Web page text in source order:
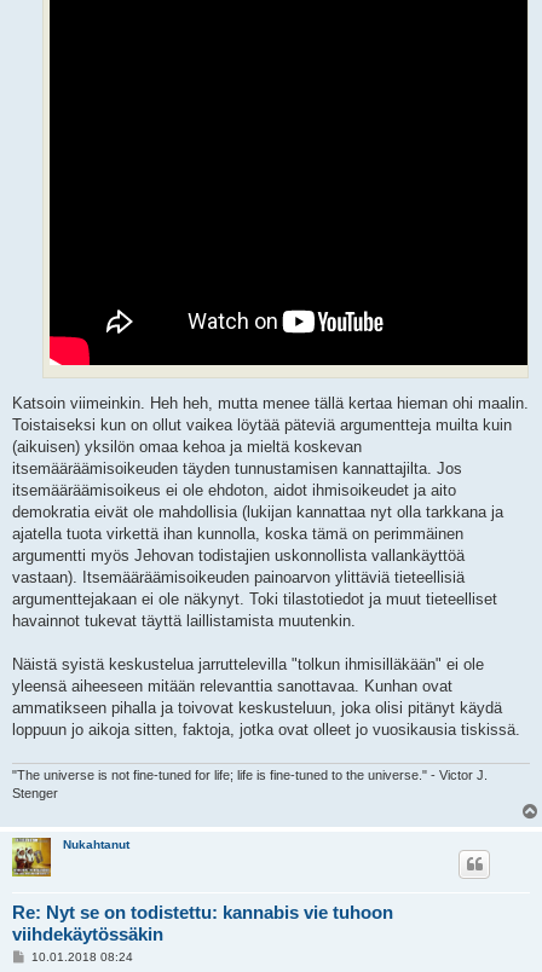
Katsoin viimeinkin. Heh heh, mutta menee tällä kertaa hieman ohi maalin.
Toistaiseksi kun on ollut vaikea löytää päteviä argumentteja muilta kuin
(aikuisen) yksilön omaa kehoa ja mieltä koskevan
itsemääräämisoikeuden täyden tunnustamisen kannattajilta. Jos
itsemääräämisoikeus ei ole ehdoton, aidot ihmisoikeudet ja aito
demokratia eivät ole mahdollisia (lukijan kannattaa nyt olla tarkkana ja
ajatella tuota virkettä ihan kunnolla, koska tämä on perimmäinen
argumentti myös Jehovan todistajien uskonnollista vallankäyttöä
vastaan). Itsemääräämisoikeuden painoarvon ylittäviä tieteellisiä
argumenttejakaan ei ole näkynyt. Toki tilastotiedot ja muut tieteelliset
havainnot tukevat täyttä laillistamista muutenkin.
Näistä syistä keskustelua jarruttelevilla "tolkun ihmisilläkään" ei ole
yleensä aiheeseen mitään relevanttia sanottavaa. Kunhan ovat
ammatikseen pihalla ja toivovat keskusteluun, joka olisi pitänyt käydä
loppuun jo aikoja sitten, faktoja, jotka ovat olleet jo vuosikausia tiskissä.
"The universe is not fine-tuned for life; life is fine-tuned to the universe." - Victor J.
Stenger
Nukahtanut
Re: Nyt se on todistettu: kannabis vie tuhoon
viihdekäytössäkin
V10.01.2018 08:24